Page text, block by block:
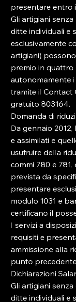
presentare entro
Gli artigiani
ditte individuali e
esclusivamente
artigiani)
premio in quattro
autonomamente i
tramite il Contact
gratuito 803164.
Domanda di
Da gennaio
e assimilati e
usufruire della
commi 780 e
prevista da
presentare
modulo 1031 e
certificano il
I servizi a
requisiti e
ammissione alla
punto
Dichiarazioni
Gli artigiani
ditte individuali e